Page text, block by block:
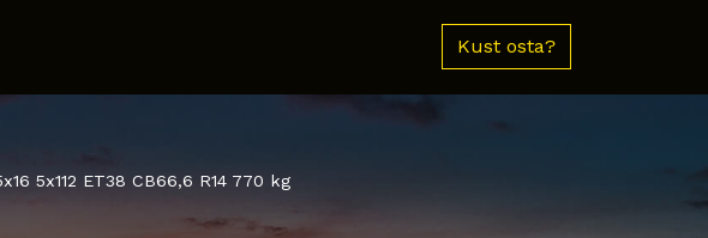
Kust osta?
5x112 ET38 CB66,6 R14 770 kg